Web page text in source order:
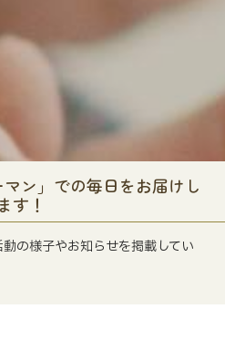
ン」での毎日をお届けし
ます！
の様子やお知らせを掲載してい